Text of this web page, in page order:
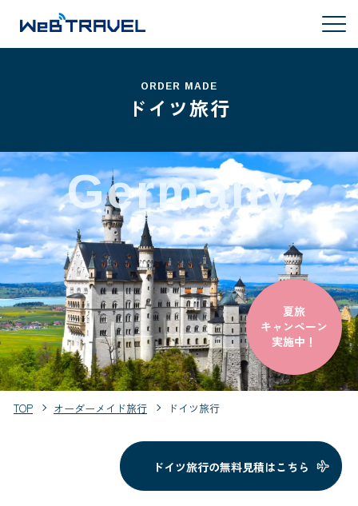
ORDER MADE
ドイツ旅行
Germany
夏旅
キャンペーン
実施中！
TOP オーダーメイド旅行 ドイツ旅行
ドイツ旅行の無料見積はこちら